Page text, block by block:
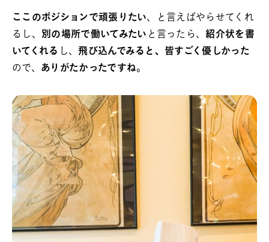
ここのポジションで頑張りたい、と言えばやらせてくれ
るし、 別の場所で働いてみたい と言ったら、 紹介状を書
いてくれる し、 飛び込んでみると、皆すごく優しかった
ので、 ありがたかったですね。